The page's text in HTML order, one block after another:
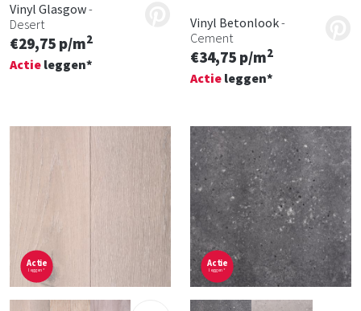
Vinyl Glasgow-
Desert
€29,75 p/m2
Actie leggen*
Vinyl Betonlook-
Cement
€34,75 p/m2
Actie leggen*
Actie
leggen*
Actie
leggen*